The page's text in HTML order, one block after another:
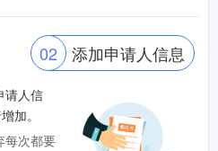
02 添加申请人信息
请人信
加。
每次都要